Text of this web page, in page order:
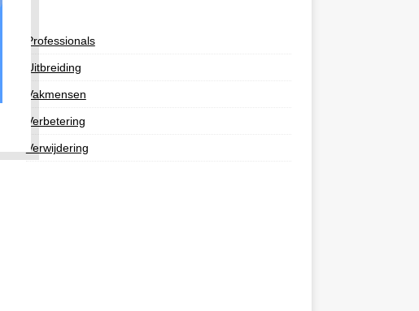
Professionals
Uitbreiding
Vakmensen
Verbetering
Verwijdering